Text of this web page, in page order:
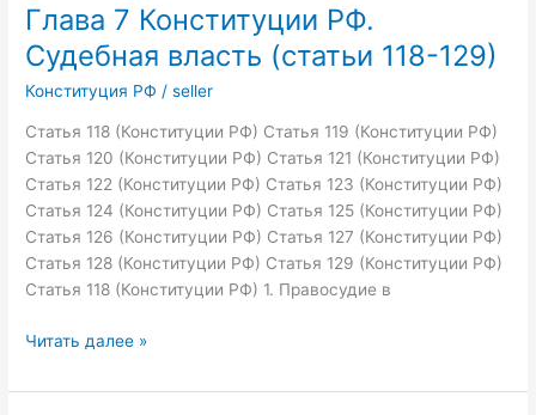
Федеративное
устройство
(статьи
79)
Глава 7 Конституции РФ.
Судебная власть (статьи 118-129)
Конституция РФ /seller
Статья 118 (Конституции РФ) Статья 119 (Конституции РФ)
Статья 120 (Конституции РФ) Статья 121 (Конституции РФ)
Статья 122 (Конституции РФ) Статья 123 (Конституции РФ)
Статья 124 (Конституции РФ) Статья 125 (Конституции РФ)
Статья 126 (Конституции РФ) Статья 127 (Конституции РФ)
Статья 128 (Конституции РФ) Статья 129 (Конституции РФ)
Статья 118 (Конституции РФ) 1. Правосудие в
Глава
Конституции
Читать далее »